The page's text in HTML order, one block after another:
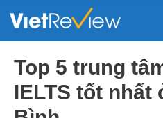
Top 5 trung
IELTS tốt nhất